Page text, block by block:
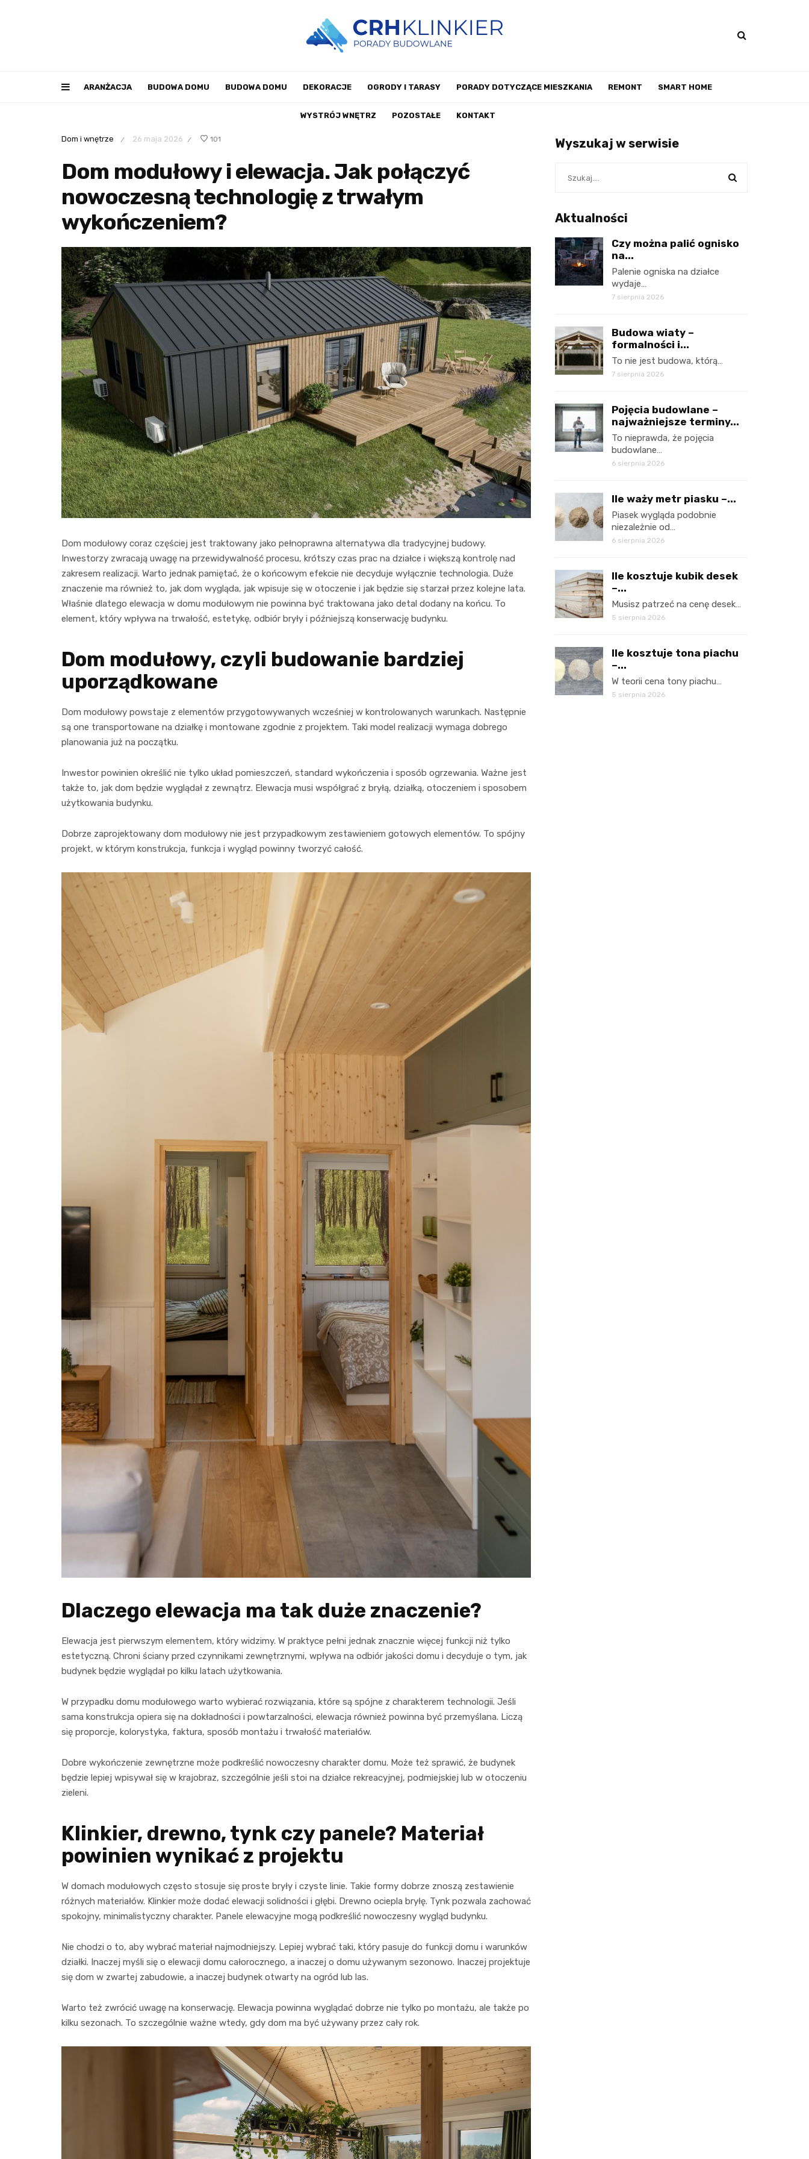
ARANŻACJA BUDOWA DOMU BUDOWA DOMU DEKORACJE OGRODY I TARASY PORADY DOTYCZĄCE MIESZKANIA REMONT SMART HOME
WYSTRÓJ WNĘTRZ POZOSTAŁE KONTAKT
Dom i wnętrze / 26 maja 2026 / 101
Dom modułowy i elewacja. Jak połączyć
nowoczesną technologię z trwałym
wykończeniem?
Dom modułowy coraz częściej jest traktowany jako pełnoprawna alternatywa dla tradycyjnej budowy.
Inwestorzy zwracają uwagę na przewidywalność procesu, krótszy czas prac na działce i większą kontrolę nad
zakresem realizacji. Warto jednak pamiętać, że o końcowym efekcie nie decyduje wyłącznie technologia. Duże
znaczenie ma również to, jak dom wygląda, jak wpisuje się w otoczenie i jak będzie się starzał przez kolejne lata.
Właśnie dlatego elewacja w domu modułowym nie powinna być traktowana jako detal dodany na końcu. To
element, który wpływa na trwałość, estetykę, odbiór bryły i późniejszą konserwację budynku.
Dom modułowy, czyli budowanie bardziej
uporządkowane
Dom modułowy powstaje z elementów przygotowywanych wcześniej w kontrolowanych warunkach. Następnie
są one transportowane na działkę i montowane zgodnie z projektem. Taki model realizacji wymaga dobrego
planowania już na początku.
Inwestor powinien określić nie tylko układ pomieszczeń, standard wykończenia i sposób ogrzewania. Ważne jest
także to, jak dom będzie wyglądał z zewnątrz. Elewacja musi współgrać z bryłą, działką, otoczeniem i sposobem
użytkowania budynku.
Dobrze zaprojektowany dom modułowy nie jest przypadkowym zestawieniem gotowych elementów. To spójny
projekt, w którym konstrukcja, funkcja i wygląd powinny tworzyć całość.
Dlaczego elewacja ma tak duże znaczenie?
Elewacja jest pierwszym elementem, który widzimy. W praktyce pełni jednak znacznie więcej funkcji niż tylko
estetyczną. Chroni ściany przed czynnikami zewnętrznymi, wpływa na odbiór jakości domu i decyduje o tym, jak
budynek będzie wyglądał po kilku latach użytkowania.
W przypadku domu modułowego warto wybierać rozwiązania, które są spójne z charakterem technologii. Jeśli
sama konstrukcja opiera się na dokładności i powtarzalności, elewacja również powinna być przemyślana. Liczą
się proporcje, kolorystyka, faktura, sposób montażu i trwałość materiałów.
Dobre wykończenie zewnętrzne może podkreślić nowoczesny charakter domu. Może też sprawić, że budynek
będzie lepiej wpisywał się w krajobraz, szczególnie jeśli stoi na działce rekreacyjnej, podmiejskiej lub w otoczeniu
zieleni.
Klinkier, drewno, tynk czy panele? Materiał
powinien wynikać z projektu
W domach modułowych często stosuje się proste bryły i czyste linie. Takie formy dobrze znoszą zestawienie
różnych materiałów. Klinkier może dodać elewacji solidności i głębi. Drewno ociepla bryłę. Tynk pozwala zachować
spokojny, minimalistyczny charakter. Panele elewacyjne mogą podkreślić nowoczesny wygląd budynku.
Nie chodzi o to, aby wybrać materiał najmodniejszy. Lepiej wybrać taki, który pasuje do funkcji domu i warunków
działki. Inaczej myśli się o elewacji domu całorocznego, a inaczej o domu używanym sezonowo. Inaczej projektuje
się dom w zwartej zabudowie, a inaczej budynek otwarty na ogród lub las.
Warto też zwrócić uwagę na konserwację. Elewacja powinna wyglądać dobrze nie tylko po montażu, ale także po
kilku sezonach. To szczególnie ważne wtedy, gdy dom ma być używany przez cały rok.
Wyszukaj w serwisie
Aktualności
Czy można palić ognisko
na...
Palenie ogniska na działce
wydaje…
7 sierpnia 2026
Budowa wiaty –
formalności i...
To nie jest budowa, którą…
7 sierpnia 2026
Pojęcia budowlane –
najważniejsze terminy...
To nieprawda, że pojęcia
budowlane…
6 sierpnia 2026
Ile waży metr piasku –...
Piasek wygląda podobnie
niezależnie od…
6 sierpnia 2026
Ile kosztuje kubik desek
–...
Musisz patrzeć na cenę desek…
5 sierpnia 2026
Ile kosztuje tona piachu
–...
W teorii cena tony piachu…
5 sierpnia 2026